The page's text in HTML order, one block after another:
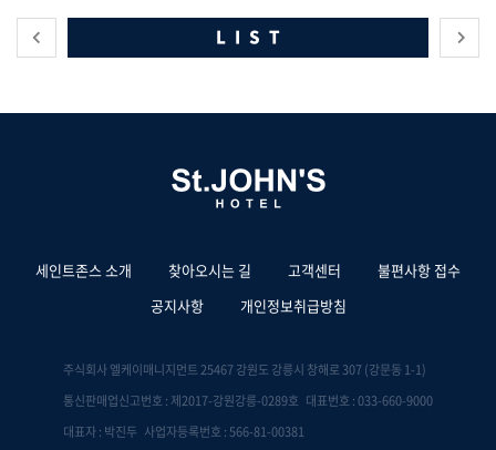
LIST
세인트존스 소개 찾아오시는 길 고객센터
불편사항 접수
공지사항
개인정보취급방침
주식회사 엘케이매니지먼트 25467 강원도 강릉시 창해로 307 (강문동 1-1)
통신판매업신고번호 : 제2017-강원강릉-0289호 대표번호 : 033-660-9000
대표자 : 박진두 사업자등록번호 : 566-81-00381